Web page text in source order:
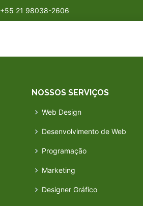
+55 21 98038-2606
NOSSOS SERVIÇOS
Web Design
Desenvolvimento de Web
Programação
Marketing
Designer Gráfico